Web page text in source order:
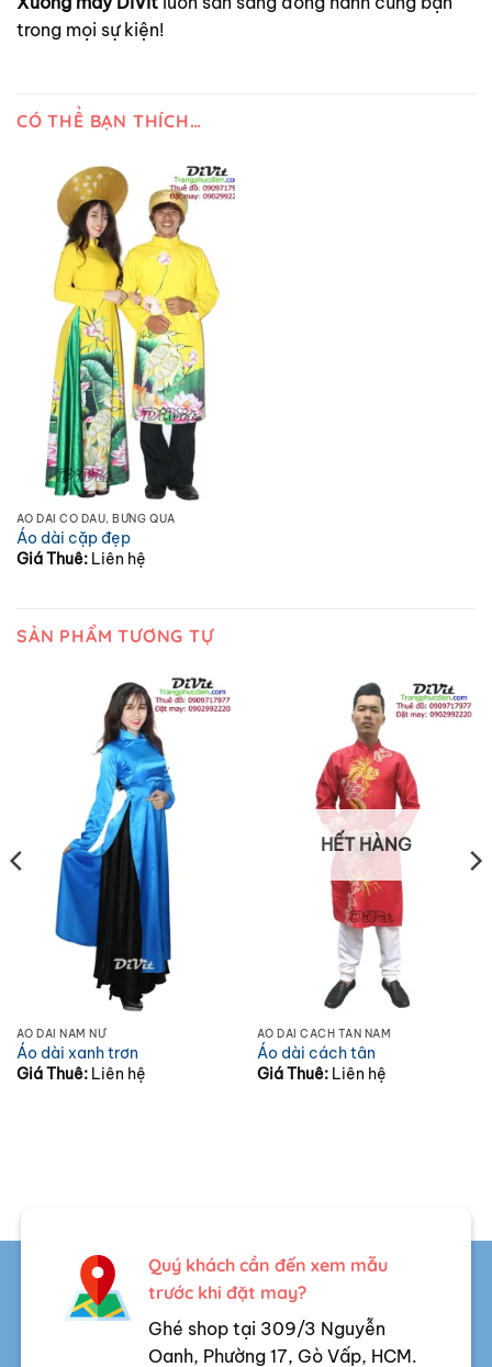
trong mọi sự kiện!
CÓ THỂ BẠN THÍCH…
ÁO DÀI CÔ DÂU, BƯNG QUẢ
Áo dài cặp đẹp
Giá Thuê: Liên hệ
SẢN PHẨM TƯƠNG TỰ
ÁO DÀI NAM NỮ
Áo dài xanh trơn
Giá Thuê: Liên hệ
HẾT HÀNG
ÁO DÀI CÁCH TÂN NAM
Áo dài cách tân
Giá Thuê: Liên hệ
Quý khách cần đến xem mẫu
trước khi đặt may?
Ghé shop tại 309/3 Nguyễn
Oanh, Phường 17, Gò Vấp, HCM.